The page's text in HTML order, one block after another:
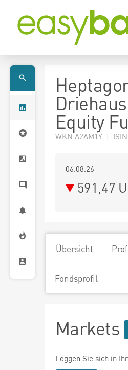
Equity
WKN A2AM1Y |
06.08.26
591,47
Übersicht
Fondsprofil
Markets
Loggen Sie sich in